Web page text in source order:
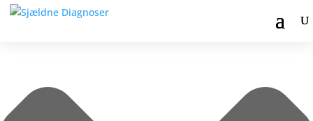
Administrer samtykke til cookies